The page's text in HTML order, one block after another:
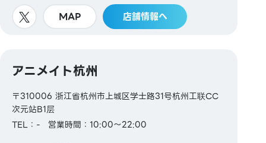
MAP 店舗情報へ
アニメイト杭州
〒310006 浙江省杭州市上城区学士路31号杭州工联CC
次元站B1层
TEL：-
営業時間：10:00～22:00